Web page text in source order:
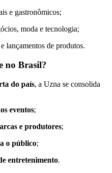
e gastronômicos;
moda e tecnologia;
e lançamentos de produtos.
no Brasil?
do país, a Uzna se consolida
eventos;
e produtores;
o público;
entretenimento.